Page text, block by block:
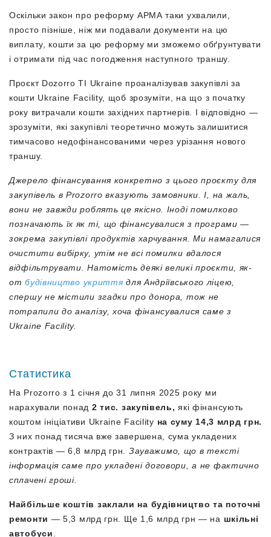
Оскільки закон про реформу АРМА таки ухвалили,
просто пізніше, ніж ми подавали документи на цю
виплату, кошти за цю реформу ми зможемо обґрунтувати
і отримати під час погодження наступного траншу.
Проєкт Dozorro TI Ukraine проаналізував закупівлі за
кошти Ukraine Facility, щоб зрозуміти, на що з початку
року витрачали кошти західних партнерів. І відповідно —
зрозуміти, які закупівлі теоретично можуть залишитися
тимчасово недофінансованими через урізання нового
траншу.
Джерело фінансування конкретно з цього проєкту для
закупівель в Prozorro вказують замовники. І, на жаль,
вони не завжди роблять це якісно. Іноді помилково
позначають їх як ті, що фінансувалися з програми —
зокрема закупівлі продуктів харчування. Ми намагалися
очистити вибірку, утім не всі помилки вдалося
відфільтрувати. Натомість деякі великі проєкти, як-
отбудівництво укриття для Андріївського ліцею,
спершу не містили згадки про донора, тож не
потрапили до аналізу, хоча фінансувалися саме з
Ukraine Facility.
Статистика
На Prozorro з 1 січня до 31 липня 2025 року ми
нарахували понад 2 тис. закупівель, які фінансують
коштом ініціативи Ukraine Facility на суму 14,3 млрд грн.
З них понад тисяча вже завершена, сума укладених
контрактів — 6,8 млрд грн. Зауважимо, що в тексті
інформація саме про укладені договори, а не фактично
сплачені гроші.
Найбільше коштів заклали на будівництво та поточні
ремонти — 5,3 млрд грн. Ще 1,6 млрд грн — на шкільні
автобуси